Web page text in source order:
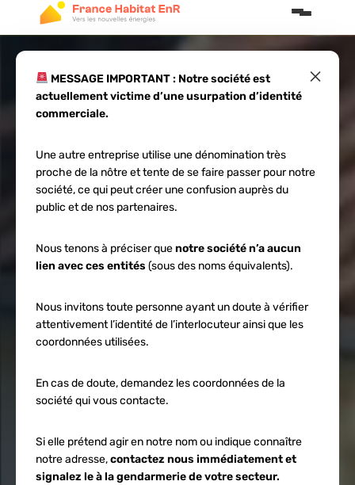
×
MESSAGE IMPORTANT : Notre société est
actuellement victime d’une usurpation d’identité
commerciale.
Une autre entreprise utilise une dénomination très
proche de la nôtre et tente de se faire passer pour notre
société, ce qui peut créer une confusion auprès du
public et de nos partenaires.
Nous tenons à préciser quenotre société n’a aucun
lien avec ces entités (sous des noms équivalents).
Nous invitons toute personne ayant un doute à vérifier
attentivement l’identité de l’interlocuteur ainsi que les
coordonnées utilisées.
En cas de doute, demandez les coordonnées de la
société qui vous contacte.
Si elle prétend agir en notre nom ou indique connaître
notre adresse,contactez nous immédiatement et
signalez le à la gendarmerie de votre secteur.
Guide entretien
panneaux solaires
: étapes clés pour
optimiser leur
durée de vie